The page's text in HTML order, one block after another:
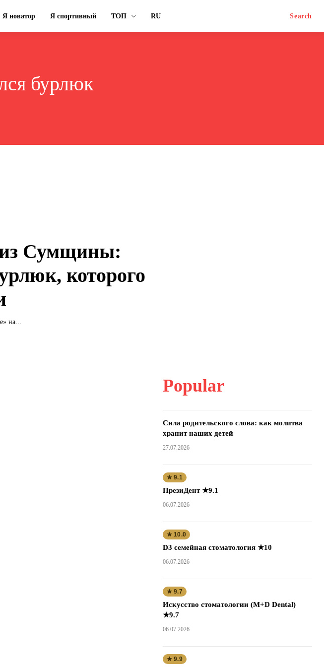
Я новатор Я спортивный ТОП RU Search
бурлюк
из Сумщины:
которого
на...
Popular
Сила родительского слова: как молитва
хранит наших детей
27.07.2026
★ 9.1
ПрезиДент ★9.1
06.07.2026
★ 10.0
D3 семейная стоматология ★10
06.07.2026
★ 9.7
Искусство стоматологии (M+D Dental)
★9.7
06.07.2026
★ 9.9